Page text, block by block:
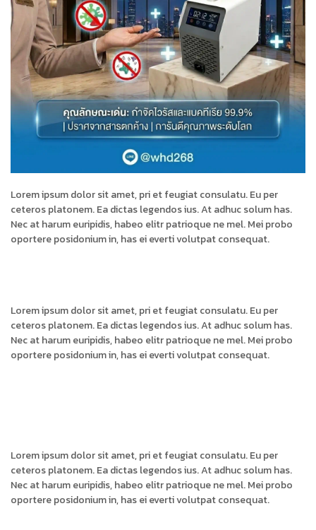
Lorem ipsum dolor sit amet, pri et feugiat consulatu. Eu per
ceteros platonem. Ea dictas legendos ius. At adhuc solum has.
Nec at harum euripidis, habeo elitr patrioque ne mel. Mei probo
oportere posidonium in, has ei everti volutpat consequat.
Lorem ipsum dolor sit amet, pri et feugiat consulatu. Eu per
ceteros platonem. Ea dictas legendos ius. At adhuc solum has.
Nec at harum euripidis, habeo elitr patrioque ne mel. Mei probo
oportere posidonium in, has ei everti volutpat consequat.
Lorem ipsum dolor sit amet, pri et feugiat consulatu. Eu per
ceteros platonem. Ea dictas legendos ius. At adhuc solum has.
Nec at harum euripidis, habeo elitr patrioque ne mel. Mei probo
oportere posidonium in, has ei everti volutpat consequat.